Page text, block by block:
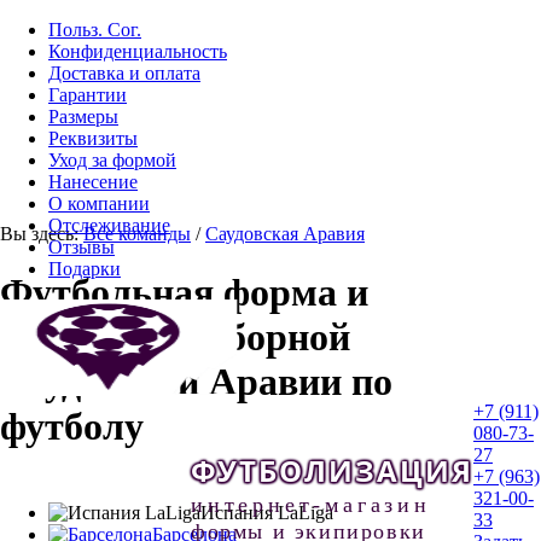
Польз. Сог.
Конфиденциальность
Доставка и оплата
Гарантии
Размеры
Реквизиты
Уход за формой
Нанесение
О компании
Отслеживание
Отзывы
Подарки
ФУТБОЛИЗАЦИЯ
интернет-магазин
формы и экипировки
+7 (911)
080-73-
27
+7 (963)
321-00-
33
Вы здесь:Все команды /Саудовская Аравия
Футбольная форма и
атрибутика сборной
Саудовской Аравии по
футболу
Испания LaLiga
Барселона